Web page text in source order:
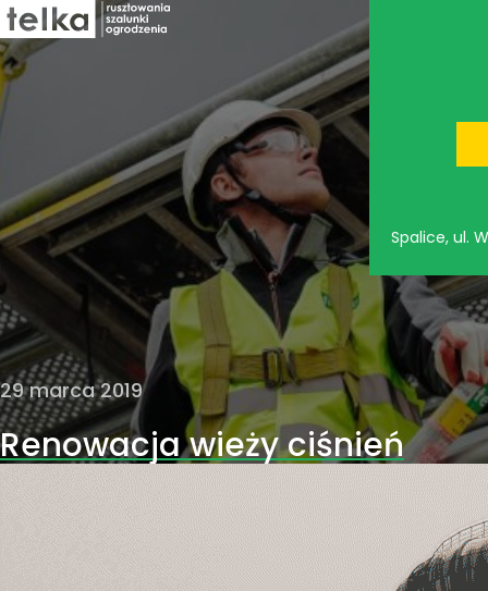
Spalice, ul.
29 marca 2019
Renowacja wieży ciśnień